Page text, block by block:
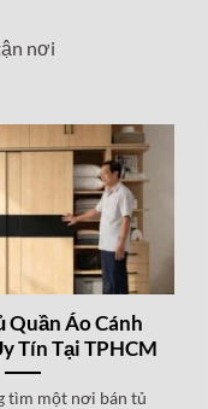
nơi
Quần Áo Cánh
Tín Tại TPHCM
tìm một nơi bán tủ